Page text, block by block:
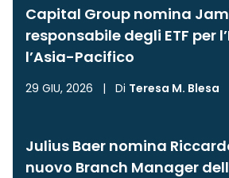
Capital Group nomina
responsabile degli ETF per
l’Asia-Pacifico
29 GIU, 2026 | Di Teresa M. Blesa
Julius Baer nomina
nuovo Branch Manager